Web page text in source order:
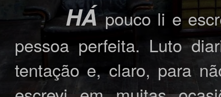
HÁpouco li e
pessoa perfeita. Luto
tentação e, claro, para